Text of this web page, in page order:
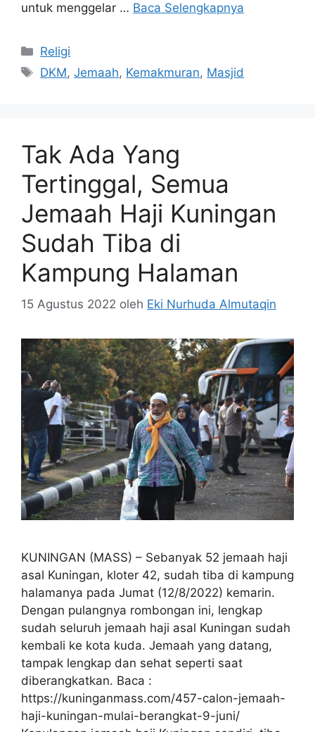
untuk menggelar … Baca Selengkapnya
Kategori
Religi
Tag
DKM,Jemaah, Kemakmuran, Masjid
Tak Ada Yang
Tertinggal, Semua
Jemaah Haji Kuningan
Sudah Tiba di
Kampung Halaman
15 Agustus 2022 oleh Eki Nurhuda Almutaqin
KUNINGAN (MASS) – Sebanyak 52 jemaah haji
asal Kuningan, kloter 42, sudah tiba di kampung
halamanya pada Jumat (12/8/2022) kemarin.
Dengan pulangnya rombongan ini, lengkap
sudah seluruh jemaah haji asal Kuningan sudah
kembali ke kota kuda. Jemaah yang datang,
tampak lengkap dan sehat seperti saat
diberangkatkan. Baca :
https://kuninganmass.com/457-calon-jemaah-
haji-kuningan-mulai-berangkat-9-juni/